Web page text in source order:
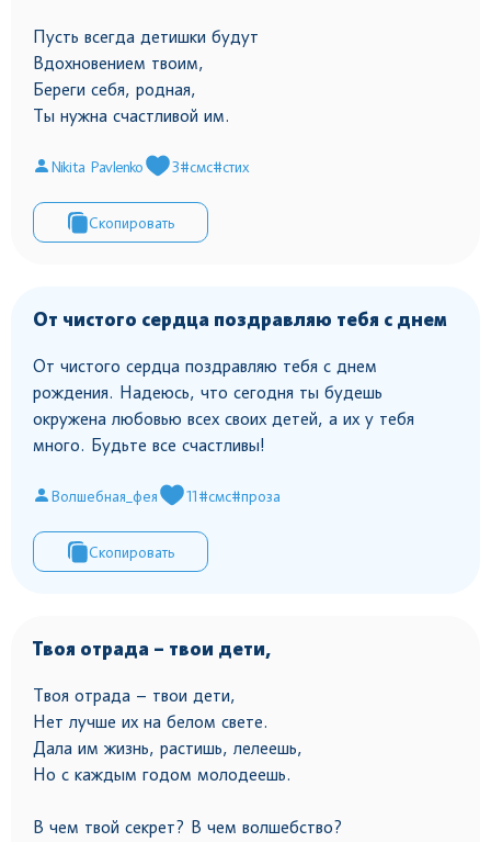
Пусть всегда детишки будут
Вдохновением твоим,
Береги себя, родная,
Ты нужна счастливой им.
Nikita Pavlenko 3#смс#стих
Скопировать
От чистого сердца поздравляю тебя с днем
От чистого сердца поздравляю тебя с днем
рождения. Надеюсь, что сегодня ты будешь
окружена любовью всех своих детей, а их у тебя
много. Будьте все счастливы!
Волшебная_фея 11#смс#проза
Скопировать
Твоя отрада – твои дети,
Твоя отрада – твои дети,
Нет лучше их на белом свете.
Дала им жизнь, растишь, лелеешь,
Но с каждым годом молодеешь.
В чем твой секрет? В чем волшебство?